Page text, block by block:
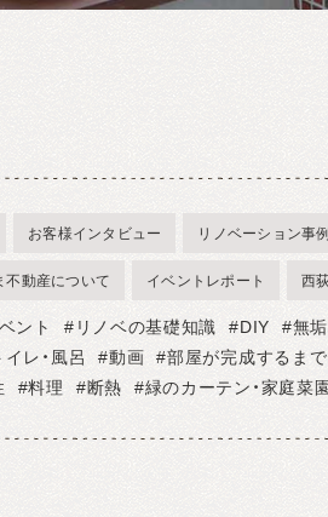
お客様インタビュー リノベーション事例
不動産について イベントレポート 西
ント リノベの基礎知識 DIY 無
イレ・風呂 動画 部屋が完成するまで
料理 断熱 緑のカーテン・家庭菜園